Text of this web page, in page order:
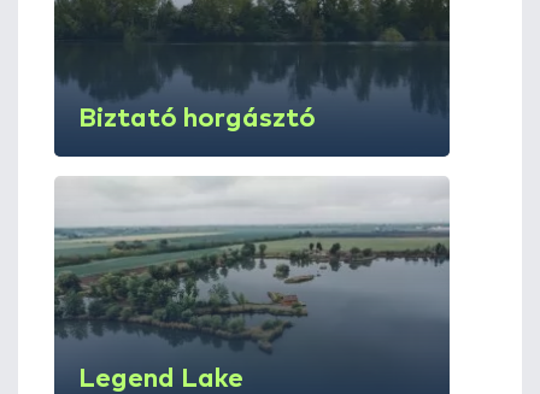
Biztató horgásztó
Legend Lake